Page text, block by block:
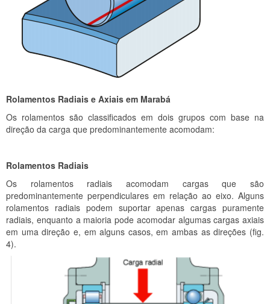
Rolamentos Radiais e Axiais em Marabá
Os rolamentos são classificados em dois grupos com base na
direção da carga que predominantemente acomodam:
Rolamentos Radiais
Os rolamentos radiais acomodam cargas que são
predominantemente perpendiculares em relação ao eixo. Alguns
rolamentos radiais podem suportar apenas cargas puramente
radiais, enquanto a maioria pode acomodar algumas cargas axiais
em uma direção e, em alguns casos, em ambas as direções (fig.
4).